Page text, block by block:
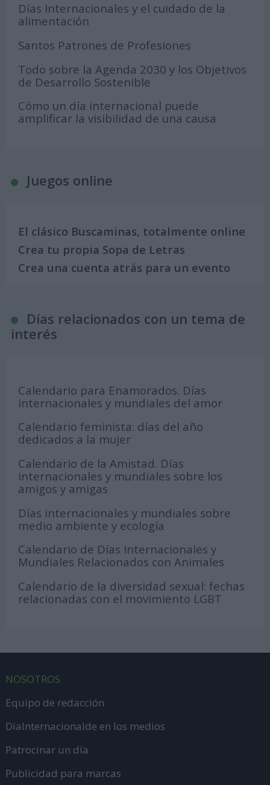
Días Internacionales y el cuidado de la
alimentación
Santos Patrones de Profesiones
Todo sobre la Agenda 2030 y los Objetivos
de Desarrollo Sostenible
Cómo un día internacional puede
amplificar la visibilidad de una causa
Juegos online
El clásico Buscaminas, totalmente online
Crea tu propia Sopa de Letras
Crea una cuenta atrás para un evento
Días relacionados con un tema de
interés
Calendario para Enamorados. Días
internacionales y mundiales del amor
Calendario feminista: días del año
dedicados a la mujer
Calendario de la Amistad. Días
internacionales y mundiales sobre los
amigos y amigas
Días internacionales y mundiales sobre
medio ambiente y ecología
Calendario de Días Internacionales y
Mundiales Relacionados con Animales
Calendario de la diversidad sexual: fechas
relacionadas con el movimiento LGBT
NOSOTROS
Equipo de redacción
DiaInternacionalde en los medios
Patrocinar un día
Publicidad para marcas